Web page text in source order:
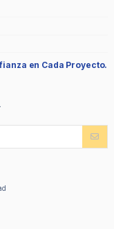
en Cada Proyecto.